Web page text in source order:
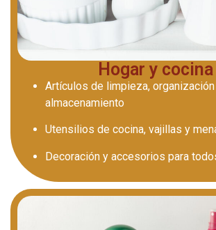
Hogar y cocina
Artículos de limpieza,
almacenamiento
Utensilios de cocina, vajillas y
Decoración y accesorios para